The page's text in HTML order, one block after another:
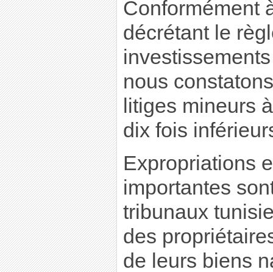
Conformément
décrétant le
nous
litiges mineurs
dix fois
Expropriations
importantes
tribunaux
des
de leurs biens